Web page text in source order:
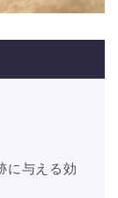
に与える効